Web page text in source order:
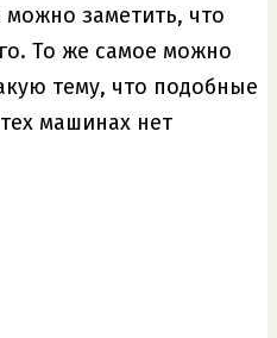
заметить, что
То же самое можно
тему, что подобные
машинах нет